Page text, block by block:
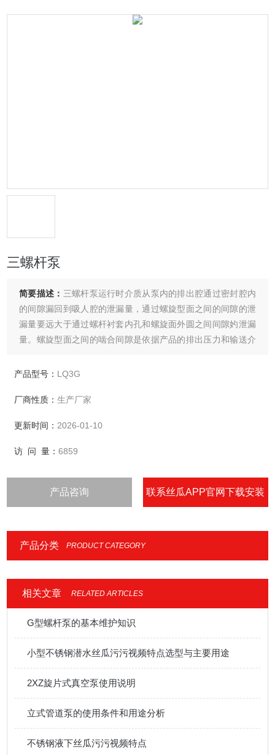
三螺杆泵
简要描述： 三螺杆泵运行时介质从泵内的排出腔通过密封腔内
的间隙漏回到吸人腔的泄漏量，通过螺旋型面之间的间隙的泄
漏量要远大于通过螺杆衬套内孔和螺旋面外圆之间间隙妁泄漏
量。螺旋型面之间的啮合间隙是依据产品的排出压力和输送介
求该间隙也越小。在制作加工螺旋型面的成形铣刀时必须考虑
能达到较高的容积效率。
产品型号： LQ3G
厂商性质：生产厂家
更新时间： 2026-01-10
访 问 量：6859
产品咨询 联系丝瓜APP官网下载安装
产品分类 PRODUCT CATEGORY
相关文章 RELATED ARTICLES
G型螺杆泵的基本维护知识
小型不锈钢潜水丝瓜污污视频特点选型与主要用途
2XZ旋片式真空泵使用说明
立式管道泵的使用条件和用途分析
不锈钢液下丝瓜污污视频特点